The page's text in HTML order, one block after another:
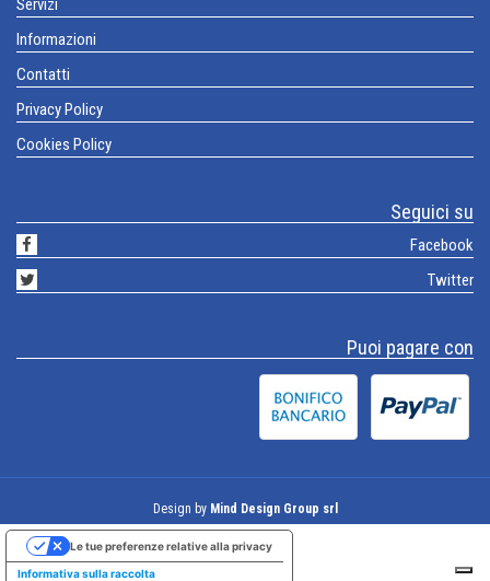
Servizi
Informazioni
Contatti
Privacy Policy
Cookies Policy
Seguici su
Facebook
Twitter
Puoi pagare con
Design by Mind Design Group srl
Informativa sulla raccolta
Le tue preferenze relative alla privacy